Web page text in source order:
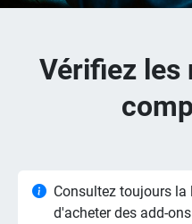
Vérifiez les
Consultez toujours
d'acheter des add-